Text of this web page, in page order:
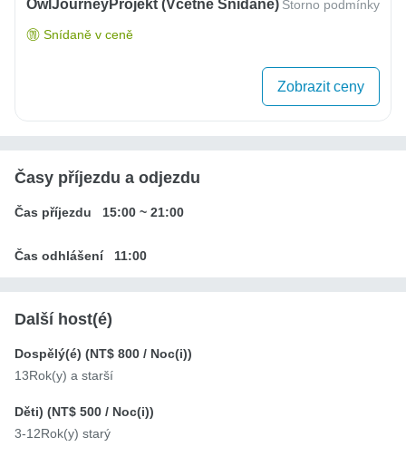
OwlJourneyProjekt (včetně Snídaně) Storno podmínky
Snídaně v ceně
Zobrazit ceny
Časy příjezdu a odjezdu
Čas příjezdu 15:00 ~ 21:00
Čas odhlášení 11:00
Další host(é)
Dospělý(é) (NT$ 800 / Noc(i))
13Rok(y) a starší
Děti) (NT$ 500 / Noc(i))
3-12Rok(y) starý